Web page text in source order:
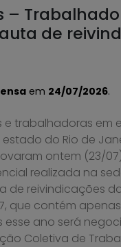
–
de
em 24/07/2026.
e trabalhadoras em
do Rio de
ontem (23/
realizada na
de reivindicações
que contém
esse ano será
Coletiva de